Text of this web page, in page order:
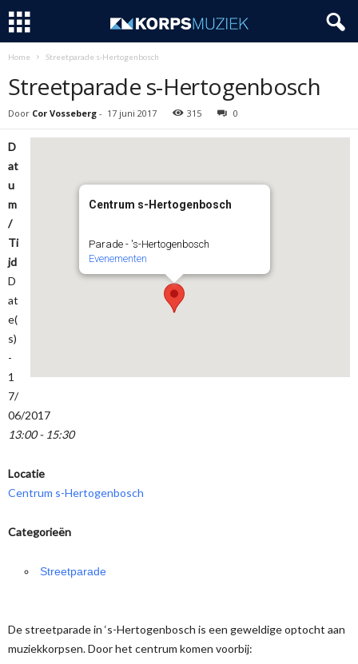
Home Streetparade s-Hertogenbosch
Streetparade s-Hertogenbosch
Door Cor Vosseberg - 17 juni 2017 315 0
Centrum s-Hertogenbosch
Parade - 's-Hertogenbosch
Evenementen
D
at
u
m
/
Ti
jd
D
at
e(
s)
-
1
7/
06/2017
13:00 - 15:30
Locatie
Centrum s-Hertogenbosch
Categorieën
Streetparade
De streetparade in ‘s-Hertogenbosch is een geweldige optocht aan
muziekkorpsen. Door het centrum komen voorbij: